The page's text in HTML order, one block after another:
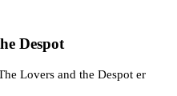
Despot
Lovers and the Despot er